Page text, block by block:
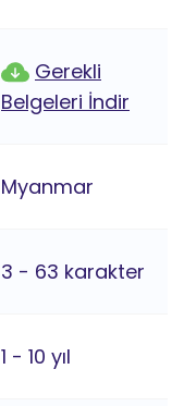
Gerekli
Belgeleri İndir
Myanmar
3 - 63 karakter
1 - 10 yıl